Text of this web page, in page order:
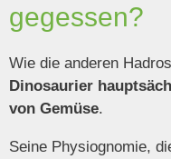
gegessen?
Wie die anderen
Dinosaurier
von Gemüse.
Seine Physiognomie,